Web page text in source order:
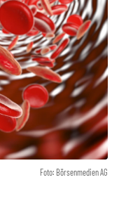
Foto: Börsenmedien AG